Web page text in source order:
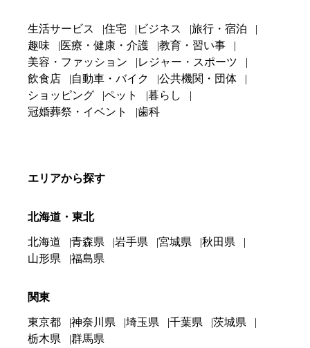
生活サービス 住宅 ビジネス
旅行・宿泊
趣味
医療・健康・介護
教育・習い事
美容・ファッション
レジャー・スポーツ
飲食店
自動車・バイク
公共機関・団体
ショッピング
ペット
暮らし
冠婚葬祭・イベント
歯科
エリアから探す
北海道・東北
北海道 青森県 岩手県 宮城県
秋田県
山形県
福島県
関東
東京都 神奈川県 埼玉県 千葉県
茨城県
栃木県
群馬県